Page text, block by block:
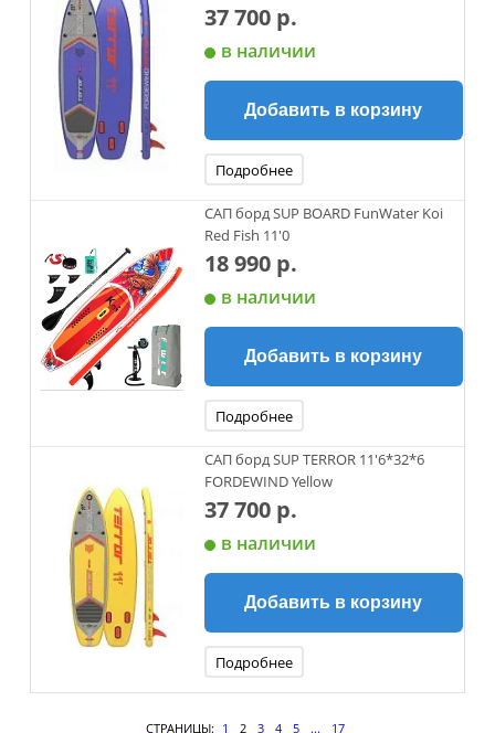
37 700 р.
в наличии
Добавить в корзину
Подробнее
САП борд SUP BOARD FunWater Koi
Red Fish 11'0
18 990 р.
в наличии
Добавить в корзину
Подробнее
САП борд SUP TERROR 11'6*32*6
FORDEWIND Yellow
37 700 р.
в наличии
Добавить в корзину
Подробнее
СТРАНИЦЫ: 1 2 3 4 5 ...
17